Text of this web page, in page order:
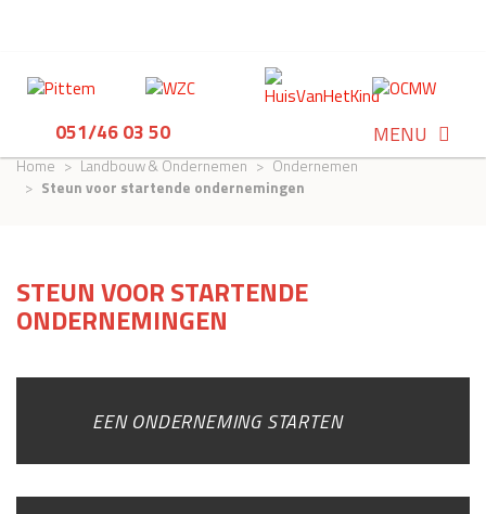
051/46 03 50 MENU
Home Landbouw & Ondernemen
Ondernemen
Steun voor startende ondernemingen
STEUN VOOR STARTENDE
ONDERNEMINGEN
EEN ONDERNEMING STARTEN